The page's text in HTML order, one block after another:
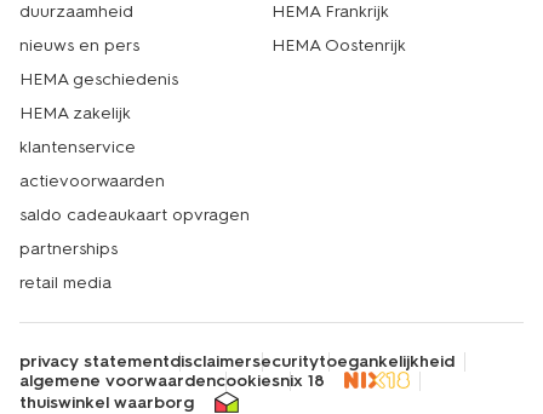
duurzaamheid
nieuws en pers
HEMA geschiedenis
HEMA zakelijk
klantenservice
actievoorwaarden
saldo cadeaukaart opvragen
partnerships
retail media
HEMA Frankrijk
HEMA Oostenrijk
privacy statementdisclaimersecuritytoegankelijkheid
algemene voorwaardencookiesnix 18
thuiswinkel waarborg